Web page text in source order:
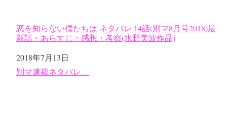
恋を知らない僕たちは ネタバレ 14話(別マ8月号2018)最
新話・あらすじ・感想・考察(水野美波作品)
日付
2018年7月13日
関連理由
別マ連載ネタバレ